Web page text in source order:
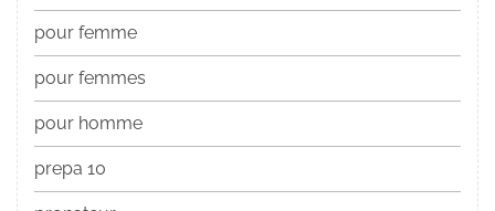
pour femme
pour femmes
pour homme
prepa 10